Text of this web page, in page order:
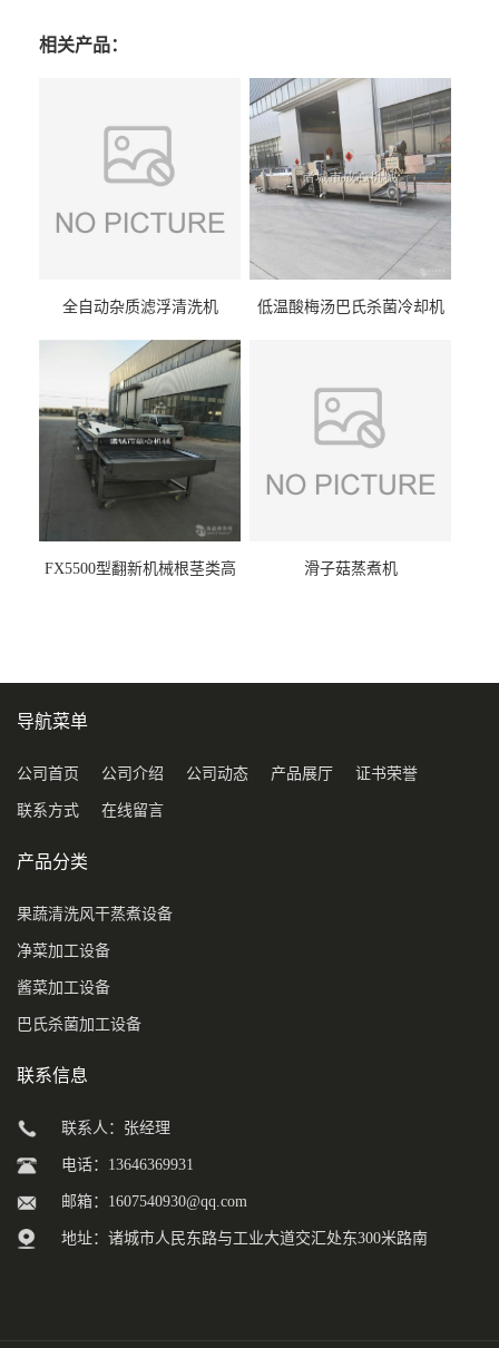
相关产品：
全自动杂质滤浮清洗机 低温酸梅汤巴氏杀菌冷却机
FX5500型翻新机械根茎类高
滑子菇蒸煮机
导航菜单
公司首页 公司介绍 公司动态 产品展厅 证书荣誉
联系方式 在线留言
产品分类
果蔬清洗风干蒸煮设备
净菜加工设备
酱菜加工设备
巴氏杀菌加工设备
联系信息
联系人：张经理
电话：13646369931
邮箱： 1607540930@qq.com
地址：诸城市人民东路与工业大道交汇处东300米路南